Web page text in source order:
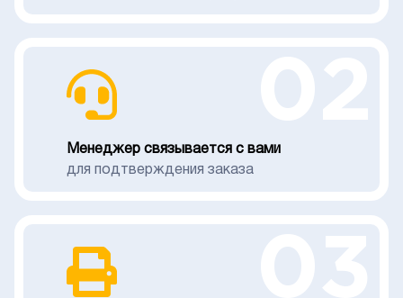
Менеджер связывается с вами
для подтверждения заказа